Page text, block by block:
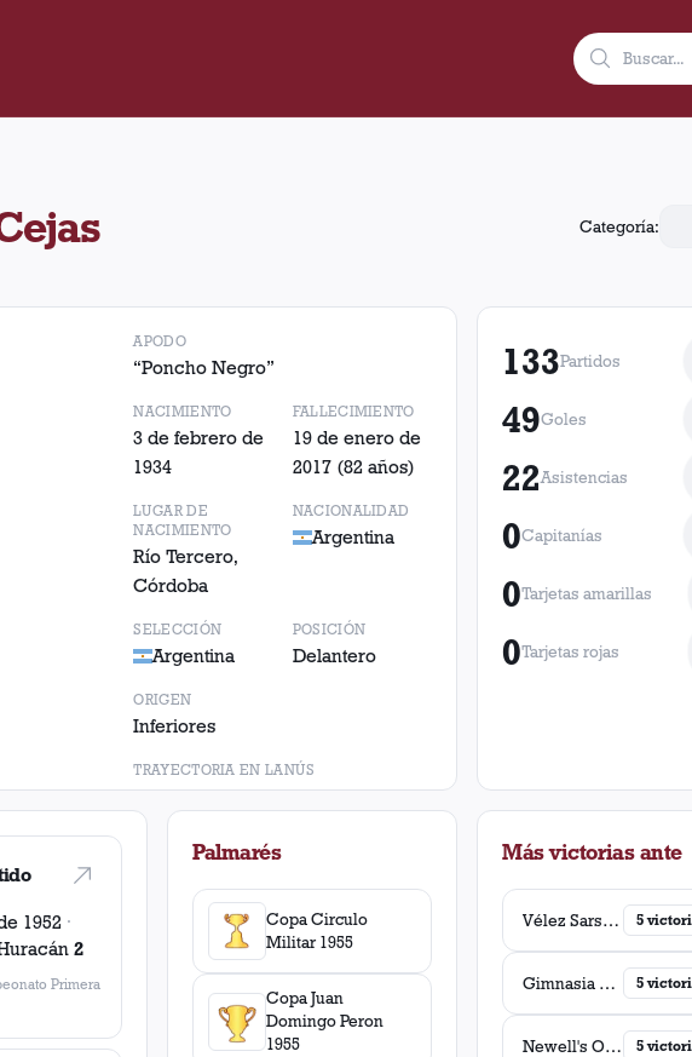
Categoría:
APODO
“Poncho Negro”
NACIMIENTO
3 de febrero de
1934
FALLECIMIENTO
19 de enero de
2017(82 años)
LUGAR DE
NACIMIENTO
Río Tercero,
Córdoba
NACIONALIDAD
Argentina
SELECCIÓN
Argentina
POSICIÓN
Delantero
ORIGEN
Inferiores
TRAYECTORIA EN LANÚS
1952 - 1958
133Partidos
49Goles
22Asistencias
0Capitanías
0Tarjetas amarillas
0Tarjetas rojas
1952 ·
2
Primera
Palmarés
Copa Circulo
Militar 1955
Copa Juan
Domingo Peron
1955
Más victorias ante
Vélez Sarsfield 5
Gimnasia y Esgrima (La Plata) 5
Newell's Old Boys 5